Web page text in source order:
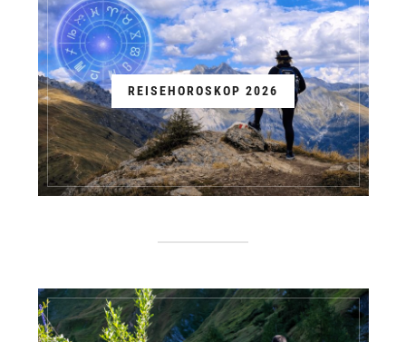
REISEHOROSKOP 2026